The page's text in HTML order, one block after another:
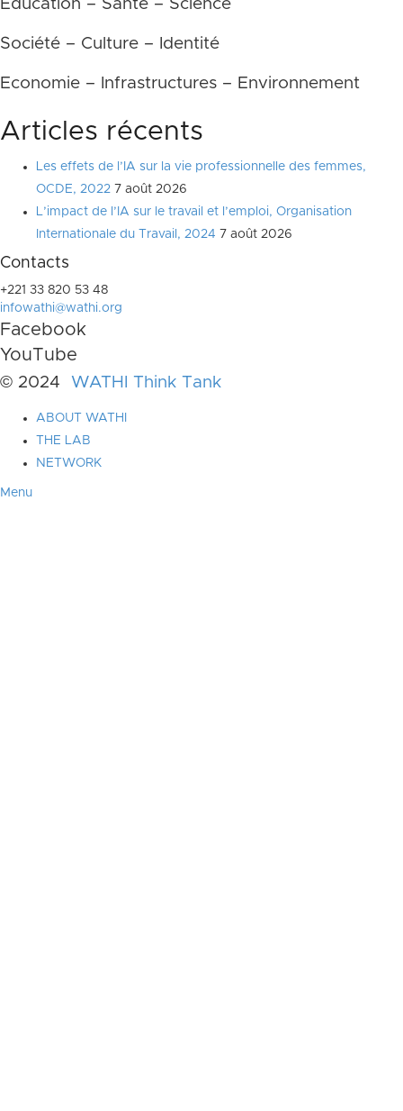
Education – Santé – Science
Société – Culture – Identité
Economie – Infrastructures – Environnement
Articles récents
Les effets de l’IA sur la vie professionnelle des femmes,
OCDE, 2022 7 août 2026
L’impact de l’IA sur le travail et l’emploi, Organisation
Internationale du Travail, 2024 7 août 2026
Contacts
+221 33 820 53 48
infowathi@wathi.org
Facebook
YouTube
© 2024 WATHI Think Tank
ABOUT WATHI
THE LAB
NETWORK
Menu